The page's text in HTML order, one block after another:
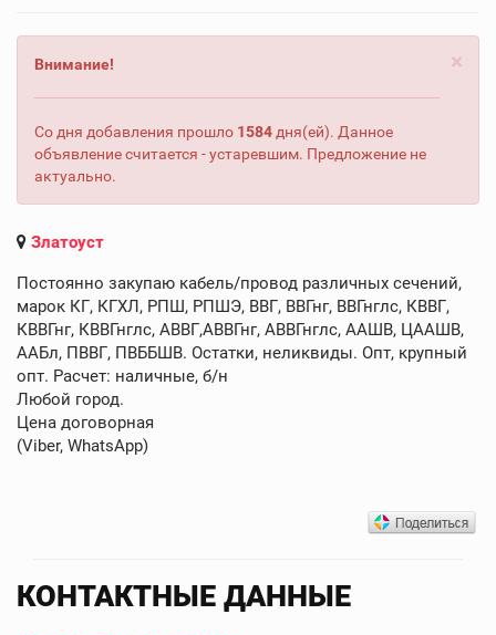
×
Внимание!
Со дня добавления прошло 1584 дня(ей). Данное
объявление считается - устаревшим. Предложение не
актуально.
Златоуст
Постоянно закупаю кабель/провод различных сечений,
марок КГ, КГХЛ, РПШ, РПШЭ, ВВГ, ВВГнг, ВВГнглс, КВВГ,
КВВГнг, КВВГнглс, АВВГ,АВВГнг, АВВГнглс, ААШВ, ЦААШВ,
ААБл, ПВВГ, ПВББШВ. Остатки, неликвиды. Опт, крупный
опт. Расчет: наличные, б/н
Любой город.
Цена договорная
(Viber, WhatsApp)
КОНТАКТНЫЕ ДАННЫЕ